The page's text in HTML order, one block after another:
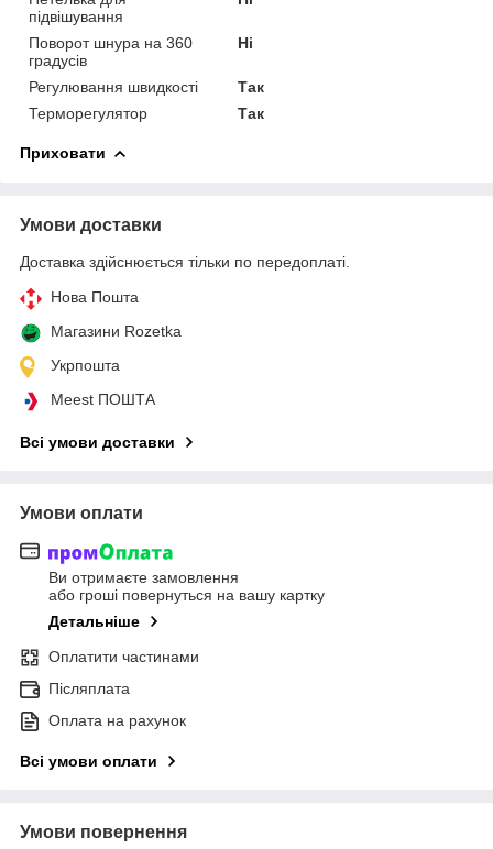
підвішування
Поворот шнура на 360
градусів
Ні
Регулювання швидкості
Так
Терморегулятор
Так
Приховати
Умови доставки
Доставка здійснюється тільки по передоплаті.
Нова Пошта
Магазини Rozetka
Укрпошта
Meest ПОШТА
Всі умови доставки
Умови оплати
Ви отримаєте замовлення
або гроші повернуться на вашу картку
Детальніше
Оплатити частинами
Післяплата
Оплата на рахунок
Всі умови оплати
Умови повернення